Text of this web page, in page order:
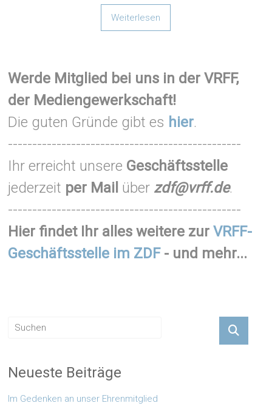
Weiterlesen
Werde Mitglied bei uns in der VRFF,
der Mediengewerkschaft!
Die guten Gründe gibt es hier.
------------------------------------------------
Ihr erreicht unsere Geschäftsstelle
jederzeit per Mail über zdf@vrff.de.
------------------------------------------------
Hier findet Ihr alles weitere zurVRFF-
Geschäftsstelle im ZDF- und mehr...
Neueste Beiträge
Im Gedenken an unser Ehrenmitglied